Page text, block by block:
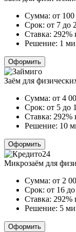
Сумма: от
Срок: от 7 до
Ставка: 292%
Решение: 1
Оформить
Заём для
Сумма: от 4
Срок: от 5 до
Ставка: 292%
Решение: 10
Оформить
Микрозаём для
Сумма: от 2
Срок: от 16
Ставка: 292%
Решение: 5
Оформить